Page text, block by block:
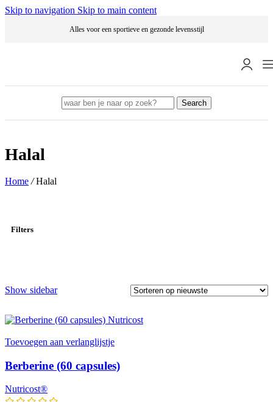
Skip to navigation Skip to main content
Alles voor een sportieve en gezonde levensstijl
Search
Halal
Home / Halal
Filters
Show sidebar
Toevoegen aan verlanglijstje
Berberine (60 capsules)
Nutricost®